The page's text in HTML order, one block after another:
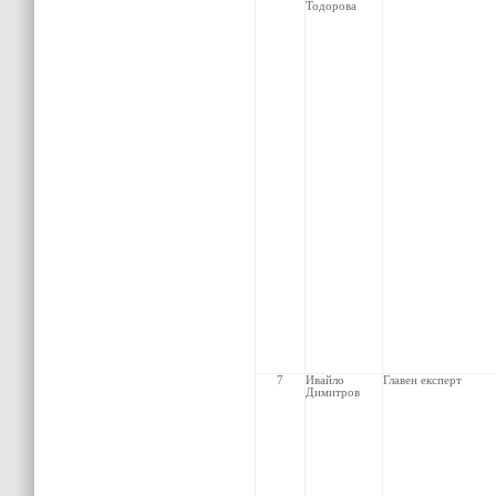
Тодорова
7
Ивайло
Димитров
Главен експерт